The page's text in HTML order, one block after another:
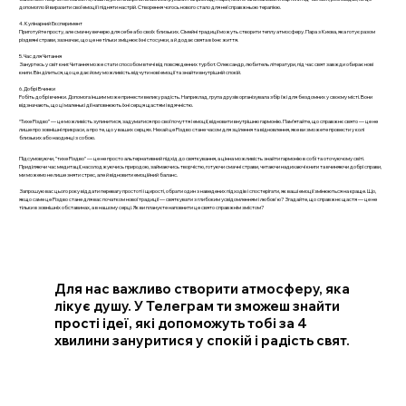
допомогло їй виразити свої емоції і підняти настрій. Створення чогось нового стало для неї справжньою терапією.
4. Кулінарний Експеримент
Приготуйте просту, але смачну вечерю для себе або своїх близьких. Сімейні традиції можуть створити теплу атмосферу. Пара з Києва, яка готує разом
різдвяні страви, зазначає, що це не тільки зміцнює їхні стосунки, а й додає свята в їхнє життя.
5. Час для Читання
Зануртесь у світ книг. Читання може стати способом втечі від повсякденних турбот. Олександр, любитель літератури, під час свят завжди обирає нові
книги. Він ділиться, що це дає йому можливість відчути нові емоції та знайти внутрішній спокій.
6. Добрі Вчинки
Робіть добрі вчинки. Допомога іншим може принести велику радість. Наприклад, група друзів організувала збір їжі для бездомних у своєму місті. Вони
відзначають, що ці маленькі дії наповнюють їхні серця щастям і вдячністю.
“Тихе Різдво” — це можливість зупинитися, задуматися про свої почуття і емоції, відновити внутрішню гармонію. Пам’ятайте, що справжнє свято — це не
лише про зовнішні прикраси, а про те, що у ваших серцях. Нехай це Різдво стане часом для зцілення та відновлення, яке ви зможете провести у колі
близьких або наодинці з собою.
Підсумовуючи, "тихе Різдво" — це не просто альтернативний підхід до святкування, а цінна можливість знайти гармонію в собі та оточуючому світі.
Приділяючи час медитації, насолоджуючись природою, займаючись творчістю, готуючи смачні страви, читаючи надихаючі книги та вчиняючи добрі справи,
ми можемо не лише зняти стрес, але й відновити емоційний баланс.
Запрошую вас цього року віддати перевагу простоті і щирості, обрати один з наведених підходів і спостерігати, як ваші емоції змінюються на краще. Що,
якщо саме це Різдво стане для вас початком нової традиції — святкувати з глибоким усвідомленням і любов'ю? Згадайте, що справжнє щастя — це не
тільки в зовнішніх обставинах, а в нашому серці. Як ви плануєте наповнити це свято справжнім змістом?
Для нас важливо створити атмосферу, яка
лікує душу. У Телеграм ти зможеш знайти
прості ідеї, які допоможуть тобі за 4
хвилини зануритися у спокій і радість свят.